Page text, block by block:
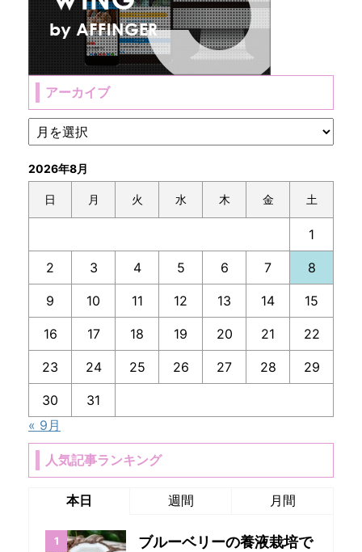
アーカイブ
2026年8月
日 月 火 水 木 金 土
1
2 3 4 5 6 7 8
9 10 11 12 13 14 15
16 17 18 19 20 21 22
23 24 25 26 27 28 29
30
31
« 9月
人気記事ランキング
本日 週間 月間
ブルーベリーの養液栽培で